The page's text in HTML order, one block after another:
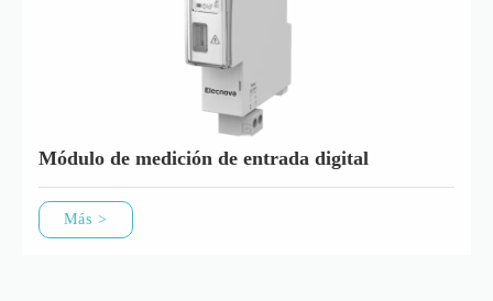
Módulo de medición de entrada digital
Más >